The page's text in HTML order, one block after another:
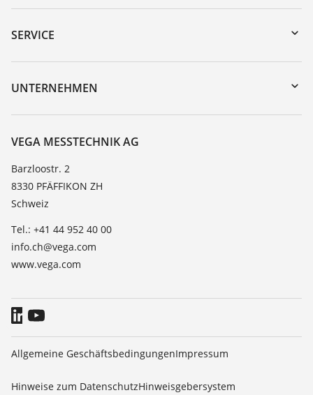
Download-Center
Gerätesuche (Seriennummer)
DTM Collection/PACTware
SERVICE
Geräterücksendung
Trainings
TeamViewer
UNTERNEHMEN
Über VEGA
Kontakt
News
Presse
Blog
VEGA MESSTECHNIK AG
Barzloostr. 2
8330 PFÄFFIKON ZH
Schweiz
Tel.: +41 44 952 40 00
info.ch@vega.com
www.vega.com
Allgemeine GeschäftsbedingungenImpressum
Hinweise zum DatenschutzHinweisgebersystem